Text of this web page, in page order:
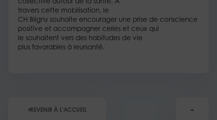
travers cette mobilisation, le
CH Bligny souhaite encourager une prise de conscience
positive et accompagner celles et ceux qui
le souhaitent vers des habitudes de vie
plus favorables à leursanté.
REVENIR À L'ACCUEIL